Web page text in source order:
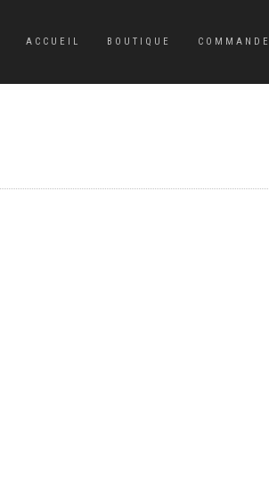
ACCUEIL BOUTIQUE COMMANDE